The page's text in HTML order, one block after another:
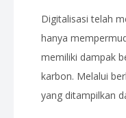
Digitalisasi telah
hanya
memiliki dampak
karbon. Melalui
yang ditampilkan